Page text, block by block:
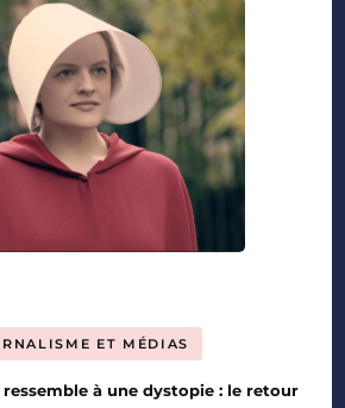
ET MÉDIAS
ressemble à une dystopie : le retour